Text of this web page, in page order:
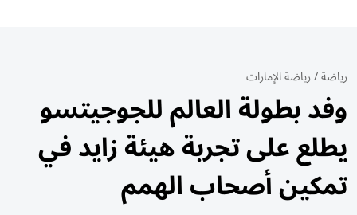
رياضة/رياضة الإمارات
وفد بطولة العالم للجوجيتسو
يطلع على تجربة هيئة زايد في
تمكين أصحاب الهمم